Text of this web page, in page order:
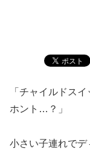
「チャイルドス
ホント…？」
小さい子連れで